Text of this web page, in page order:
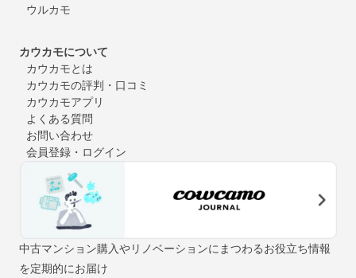
ウルカモ
カウカモについて
カウカモとは
カウカモの評判・口コミ
カウカモアプリ
よくある質問
お問い合わせ
会員登録・ログイン
中古マンション購入やリノベーションにまつわるお役立ち情報
を定期的にお届け